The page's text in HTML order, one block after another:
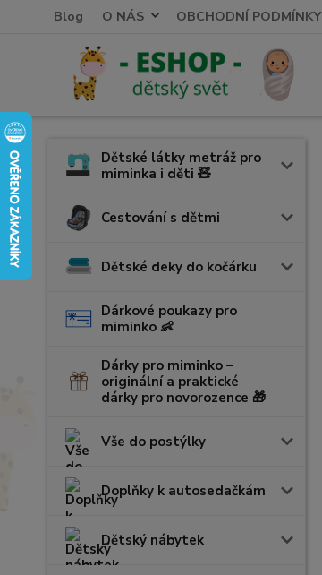
Blog O NÁS OBCHODNÍ PODMÍNKY
Dětské látky metráž pro
miminka i děti 🧸
Cestování s dětmi
Dětské deky do kočárku
Dárkové poukazy pro
miminko 👶
Dárky pro miminko –
originální a praktické
dárky pro novorozence 🎁
Vše do postýlky
Doplňky k autosedačkám
Dětský nábytek